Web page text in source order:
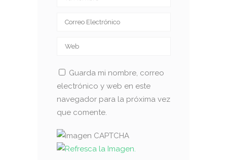
Guarda mi nombre, correo
electrónico y web en este
navegador para la próxima vez
que comente.